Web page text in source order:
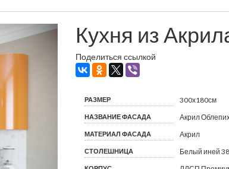
Кухня из
Поделиться ссылкой
РАЗМЕР 300х180см
НАЗВАНИЕ ФАСАДА Акрил
МАТЕРИАЛ ФАСАДА Акрил
СТОЛЕШНИЦА Белый иней